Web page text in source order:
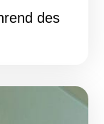
des